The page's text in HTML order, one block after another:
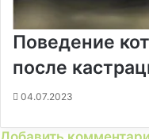
Поведение
после
04.07.2023